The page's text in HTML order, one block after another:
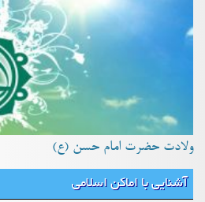
ولادت حضرت امام حسن (ع)
آشنایی با اماکن اسلامی